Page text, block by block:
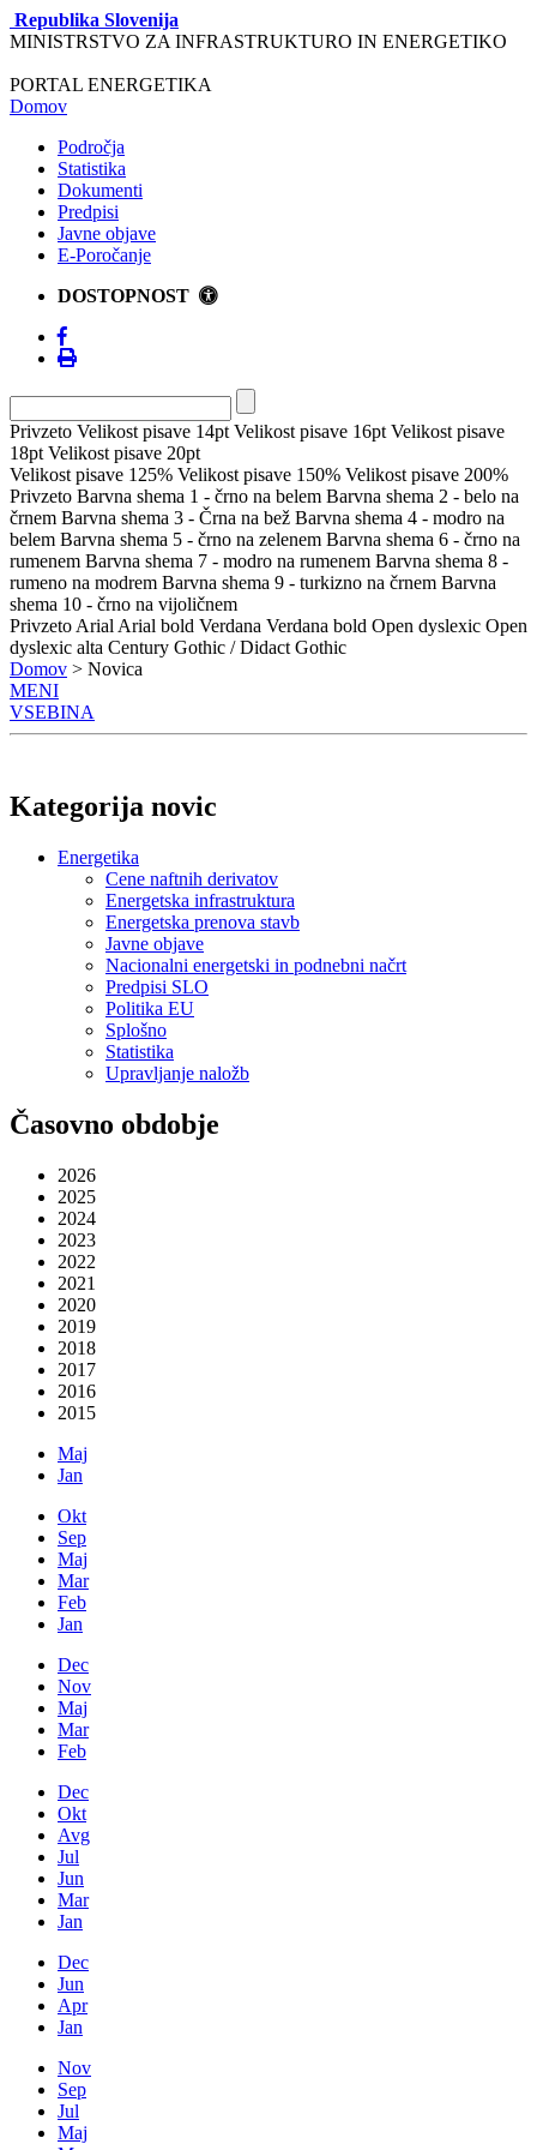
Republika Slovenija
MINISTRSTVO ZA INFRASTRUKTURO IN ENERGETIKO
PORTAL ENERGETIKA
Domov
Področja
Statistika
Dokumenti
Predpisi
Javne objave
E-Poročanje
DOSTOPNOST
Privzeto Velikost pisave 14pt Velikost pisave 16pt Velikost pisave
18pt Velikost pisave 20pt
Velikost pisave 125% Velikost pisave 150% Velikost pisave 200%
Privzeto Barvna shema 1 - črno na belem Barvna shema 2 - belo na
črnem Barvna shema 3 - Črna na bež Barvna shema 4 - modro na
belem Barvna shema 5 - črno na zelenem Barvna shema 6 - črno na
rumenem Barvna shema 7 - modro na rumenem Barvna shema 8 -
rumeno na modrem Barvna shema 9 - turkizno na črnem Barvna
shema 10 - črno na vijoličnem
Privzeto Arial Arial bold Verdana Verdana bold Open dyslexic Open
dyslexic alta Century Gothic / Didact Gothic
Domov > Novica
MENI
VSEBINA
Kategorija novic
Energetika
Cene naftnih derivatov
Energetska infrastruktura
Energetska prenova stavb
Javne objave
Nacionalni energetski in podnebni načrt
Predpisi SLO
Politika EU
Splošno
Statistika
Upravljanje naložb
Časovno obdobje
2026
2025
2024
2023
2022
2021
2020
2019
2018
2017
2016
2015
Maj
Jan
Okt
Sep
Maj
Mar
Feb
Jan
Dec
Nov
Maj
Mar
Feb
Dec
Okt
Avg
Jul
Jun
Mar
Jan
Dec
Jun
Apr
Jan
Nov
Sep
Jul
Maj